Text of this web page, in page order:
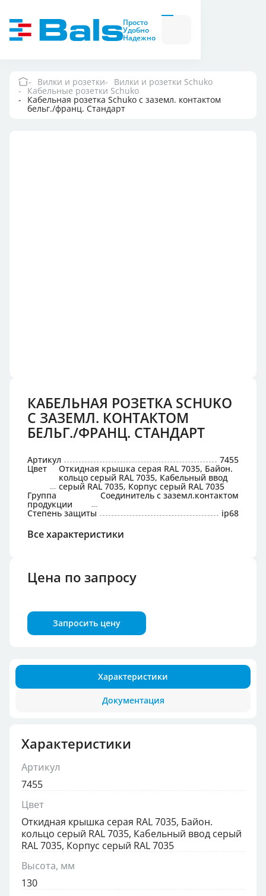
Просто
Удобно
Надежно
Вилки
и
розетки
модули
Вилки и розетки
Компания
Вилки и розетки Вилки и розетки Schuko
Кабельные розетки Schuko
Кабельная розетка Schuko с заземл. контактом
бельг./франц. Стандарт
КАБЕЛЬНАЯ РОЗЕТКА SCHUKO
С ЗАЗЕМЛ. КОНТАКТОМ
БЕЛЬГ./ФРАНЦ. СТАНДАРТ
Артикул 7455
Цвет Откидная крышка серая RAL 7035, Байон.
кольцо серый RAL 7035, Кабельный ввод
серый RAL 7035, Корпус серый RAL 7035
Группа
продукции
Соединитель с заземл.контактом
Степень защиты
ip68
Все характеристики
Цена по запросу
Запросить цену
Характеристики
Документация
Характеристики
Артикул
7455
Цвет
Откидная крышка серая RAL 7035, Байон.
кольцо серый RAL 7035, Кабельный ввод серый
RAL 7035, Корпус серый RAL 7035
Высота, мм
130